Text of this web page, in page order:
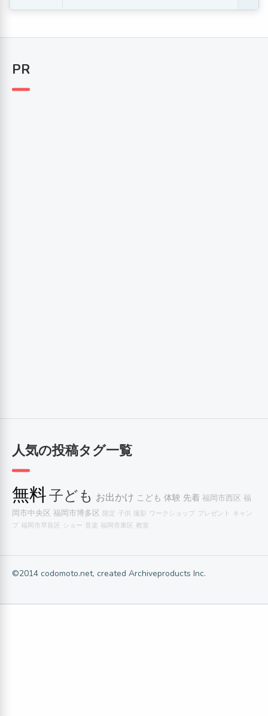
PR
人気の投稿タグ一覧
無料子ども お出かけ こども 体験 先着 福岡市西区 福
岡市中央区 福岡市博多区 限定 子供 撮影 ワークショップ プレゼント キャン
プ 福岡市早良区 ショー 音楽 福岡市東区 教室
©2014 codomoto.net, created Archiveproducts Inc.